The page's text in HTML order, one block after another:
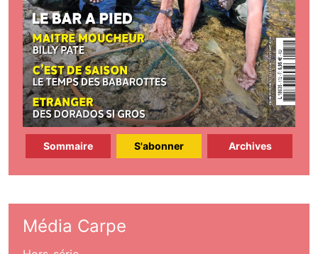
Sommaire S'abonner Archives
Média Carpe